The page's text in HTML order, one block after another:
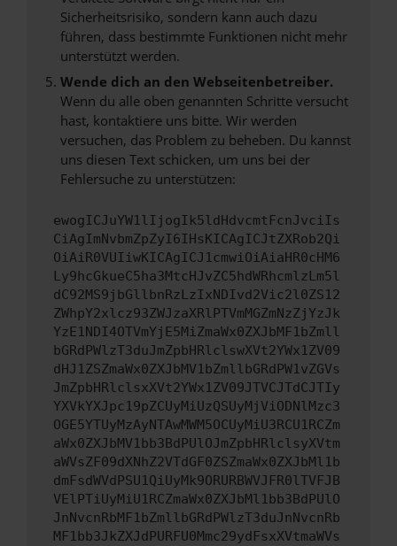
Sicherheitsrisiko, sondern kann auch dazu
führen, dass bestimmte Funktionen nicht mehr
unterstützt werden.
Wende dich an den Webseitenbetreiber.
Wenn du alle oben genannten Schritte versucht
hast, kontaktiere uns bitte. Wir werden
versuchen, das Problem zu beheben. Du kannst
uns diesen Text schicken, um uns bei der
Fehlersuche zu unterstützen:
ewogICJuYW1lIjogIk5ldHdvcmtFcnJvciIs
CiAgImNvbmZpZyI6IHsKICAgICJtZXRob2Qi
OiAiR0VUIiwKICAgICJ1cmwiOiAiaHR0cHM6
Ly9hcGkueC5ha3MtcHJvZC5hdWRhcmlzLm5l
dC92MS9jbGllbnRzLzIxNDIvd2Vic2l0ZS12
ZWhpY2xlcz93ZWJzaXRlPTVmMGZmNzZjYzJk
YzE1NDI4OTVmYjE5MiZmaWx0ZXJbMF1bZmll
bGRdPWlzT3duJmZpbHRlclswXVt2YWx1ZV09
dHJ1ZSZmaWx0ZXJbMV1bZmllbGRdPW1vZGVs
JmZpbHRlclsxXVt2YWx1ZV09JTVCJTdCJTIy
YXVkYXJpc19pZCUyMiUzQSUyMjViODNlMzc3
OGE5YTUyMzAyNTAwMWM5OCUyMiU3RCU1RCZm
aWx0ZXJbMV1bb3BdPUlOJmZpbHRlclsyXVtm
aWVsZF09dXNhZ2VTdGF0ZSZmaWx0ZXJbMl1b
dmFsdWVdPSU1QiUyMk9ORURBWVJFR0lTVFJB
VElPTiUyMiU1RCZmaWx0ZXJbMl1bb3BdPUlO
JnNvcnRbMF1bZmllbGRdPWlzT3duJnNvcnRb
MF1bb3JkZXJdPURFU0Mmc29ydFsxXVtmaWVs